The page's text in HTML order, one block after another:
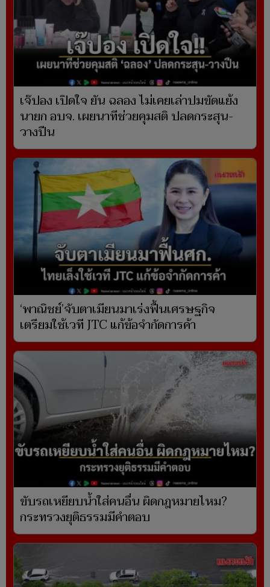
เจ๊ปอง เปิดใจ ยัน ฉลอง ไม่เคยเล่าปมขัดแย้ง
นายก อบจ. เผยนาทีช่วยคุมสติ ปลดกระสุน-
วางปืน
‘พาณิชย์’จับตาเมียนมาเร่งฟื้นเศรษฐกิจ
เตรียมใช้เวที JTC แก้ข้อจำกัดการค้า
ขับรถเหยียบน้ำใส่คนอื่น ผิดกฎหมายไหม?
กระทรวงยุติธรรมมีคำตอบ